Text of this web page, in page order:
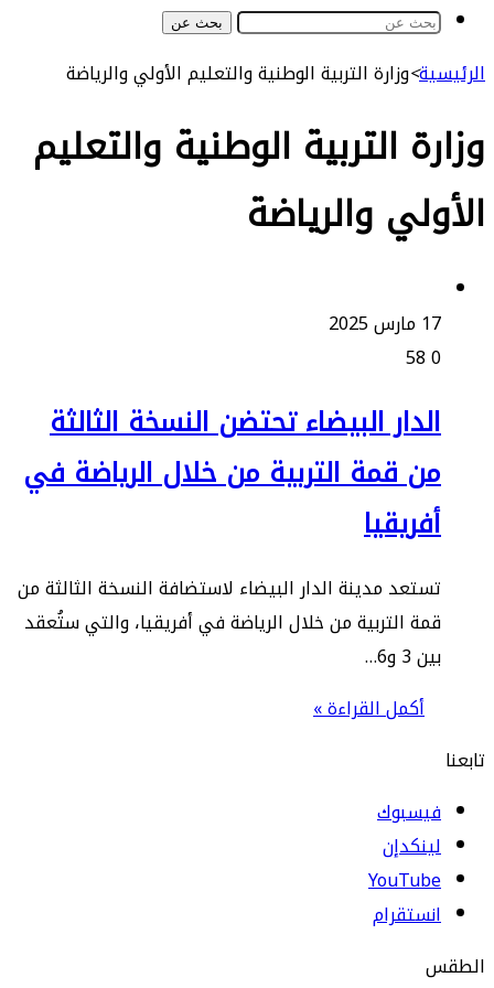
>وزارة التربية الوطنية والتعليم الأولي والرياضة
التربية الوطنية والتعليم
والرياضة
البيضاء تحتضن النسخة الثالثة
قمة التربية من خلال الرياضة في
مدينة الدار البيضاء لاستضافة النسخة الثالثة من
التربية من خلال الرياضة في أفريقيا، والتي ستُعقد
أكمل القراءة »